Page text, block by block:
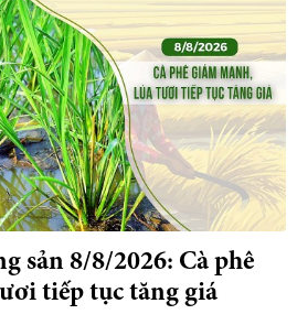
sản 8/8/2026: Cà phê
tiếp tục tăng giá